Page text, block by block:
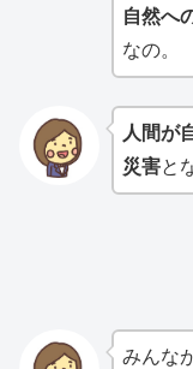
自然へ
なの。
人間が
災害と
みんな